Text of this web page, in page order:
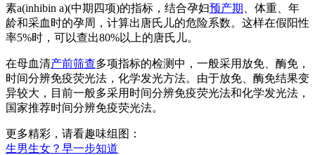
素a(inhibin a)(中期四项)的指标，结合孕妇预产期
、体重、年
龄和采血时的孕周，计算出唐氏儿的危险系数。这样在假阳性
率5%时，可以查出80%以上的唐氏儿。
在母血清产前筛查多项指标的检测中，一般采用放免、酶免，
时间分辨免疫荧光法，化学发光方法。由于放免、酶免结果变
异较大，目前一般多采用时间分辨免疫荧光法和化学发光法，
国家推荐时间分辨免疫荧光法。
更多精彩，请看趣味组图：
生男生女？早一步知道